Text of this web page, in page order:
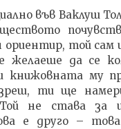
във Ваклуш
ориентир, той сам
желаеше да се
книжовната му
ти ще
не става за
е друго –